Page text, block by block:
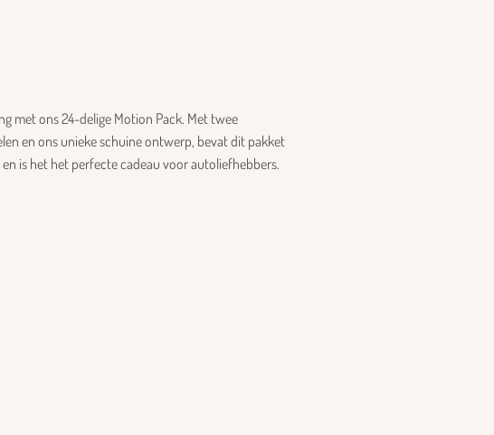
met ons 24-delige Motion Pack. Met twee
en ons unieke schuine ontwerp, bevat dit pakket
is het het perfecte cadeau voor autoliefhebbers.